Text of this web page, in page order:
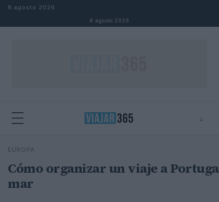
Saltar al contenido
8 agosto 2026
8 agosto 2026
⌕
Buscar
EUROPA
Cómo organizar un viaje a
mar